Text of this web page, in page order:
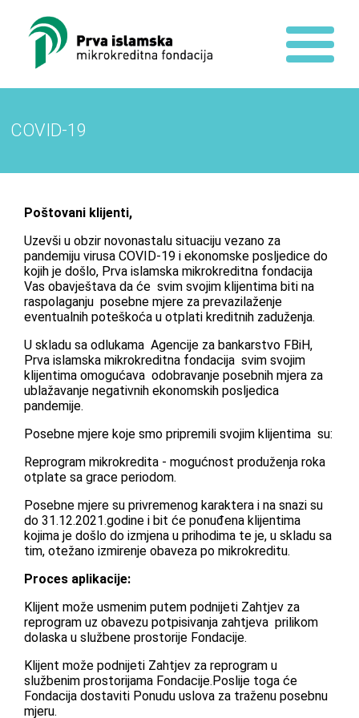
COVID-19
Poštovani klijenti,
Uzevši u obzir novonastalu situaciju vezano za
pandemiju virusa COVID-19 i ekonomske posljedice do
kojih je došlo, Prva islamska mikrokreditna fondacija
Vas obavještava da će svim svojim klijentima biti na
raspolaganju posebne mjere za prevazilaženje
eventualnih poteškoća u otplati kreditnih zaduženja.
U skladu sa odlukama Agencije za bankarstvo FBiH,
Prva islamska mikrokreditna fondacija svim svojim
klijentima omogućava odobravanje posebnih mjera za
ublažavanje negativnih ekonomskih posljedica
pandemije.
Posebne mjere koje smo pripremili svojim klijentima su:
Reprogram mikrokredita - mogućnost produženja roka
otplate sa grace periodom.
Posebne mjere su privremenog karaktera i na snazi su
do 31.12.2021.godine i bit će ponuđena klijentima
kojima je došlo do izmjena u prihodima te je, u skladu sa
tim, otežano izmirenje obaveza po mikrokreditu.
Proces aplikacije:
Klijent može usmenim putem podnijeti Zahtjev za
reprogram uz obavezu potpisivanja zahtjeva prilikom
dolaska u službene prostorije Fondacije.
Klijent može podnijeti Zahtjev za reprogram u
službenim prostorijama Fondacije.Poslije toga će
Fondacija dostaviti Ponudu uslova za traženu posebnu
mjeru.